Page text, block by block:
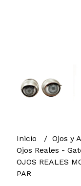
Inicio
Ojos y
Ojos Reales -
OJOS REALES
PAR